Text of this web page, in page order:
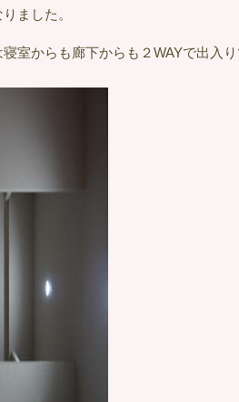
ました。
室からも廊下からも２WAYで出入